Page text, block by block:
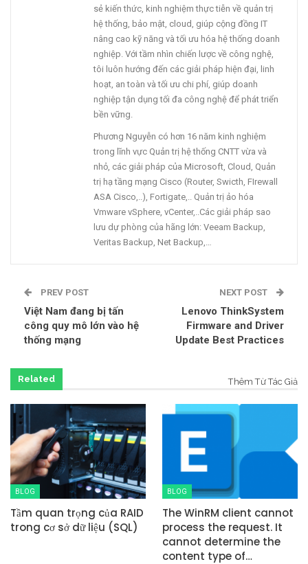
sẻ kiến thức, kinh nghiệm thực tiễn về quản trị
hệ thống, bảo mật, cloud, giúp cộng đồng IT
nâng cao kỹ năng và tối ưu hóa hệ thống doanh
nghiệp. Với tầm nhìn chiến lược về công nghệ,
tôi luôn hướng đến các giải pháp hiện đại, linh
hoạt, an toàn và tối ưu chi phí, giúp doanh
nghiệp tận dụng tối đa công nghệ để phát triển
bền vững.
Phương Nguyễn có hơn 16 năm kinh nghiệm
trong lĩnh vực Quản trị hệ thống CNTT vừa và
nhỏ, các giải pháp của Microsoft, Cloud, Quản
trị hạ tầng mạng Cisco (Router, Swicth, FIrewall
ASA Cisco,..), Fortigate,.. Quản trị ảo hóa
Vmware vSphere, vCenter,..Các giải pháp sao
lưu dự phòng của hãng lớn: Veeam Backup,
Veritas Backup, Net Backup,…
PREV POST
Việt Nam đang bị tấn
công quy mô lớn vào hệ
thống mạng
NEXT POST
Lenovo ThinkSystem
Firmware and Driver
Update Best Practices
Related Thêm Từ Tác Giả
BLOG
Tầm quan trọng của RAID
trong cơ sở dữ liệu (SQL)
BLOG
The WinRM client cannot
process the request. It
cannot determine the
content type of…